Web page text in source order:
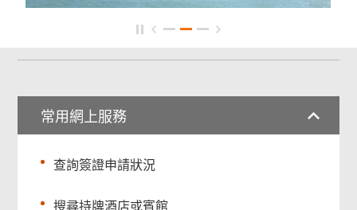
常用網上服務
查詢簽證申請狀況
搜尋持牌酒店或賓館